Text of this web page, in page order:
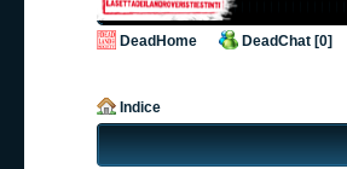
DeadHome DeadChat [0]
Indice